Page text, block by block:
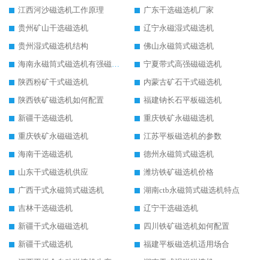
江西河沙磁选机工作原理
广东干选磁选机厂家
贵州矿山干选磁选机
辽宁永磁湿式磁选机
贵州湿式磁选机结构
佛山永磁筒式磁选机
海南永磁筒式磁选机有强磁的吗
宁夏带式高强磁磁选机
陕西粉矿干式磁选机
内蒙古矿石干式磁选机
陕西铁矿磁选机如何配置
福建钠长石平板磁选机
新疆干选磁选机
重庆铁矿永磁磁选机
重庆铁矿永磁磁选机
江苏平板磁选机的参数
海南干选磁选机
德州永磁筒式磁选机
山东干式磁选机供应
潍坊铁矿磁选机价格
广西干式永磁筒式磁选机
湖南ctb永磁筒式磁选机特点
吉林干选磁选机
辽宁干选磁选机
新疆干式永磁磁选机
四川铁矿磁选机如何配置
新疆干式磁选机
福建平板磁选机适用场合